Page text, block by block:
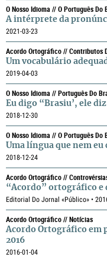
O Nosso Idioma // O Português Do
A intérprete da
2021-03-23
Acordo Ortográfico // Contributos
Um vocabulário
2019-04-03
O Nosso Idioma // Português Do
Eu digo “Brasiu’, ele diz
2018-12-30
O Nosso Idioma // O Português Do
Uma língua que nem
2018-12-24
Acordo Ortográfico //
“Acordo” ortográfico e
Editorial Do Jornal «Público» •
Acordo Ortográfico // Notícias
Acordo Ortográfico em
2016
2016-01-04